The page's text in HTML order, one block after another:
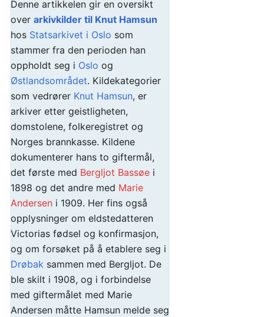
Denne artikkelen gir en oversikt
over arkivkilder til Knut Hamsun
hos Statsarkivet i Oslo som
stammer fra den perioden han
oppholdt seg i Oslo og
Østlandsområdet. Kildekategorier
som vedrører Knut Hamsun, er
arkiver etter geistligheten,
domstolene, folkeregistret og
Norges brannkasse. Kildene
dokumenterer hans to giftermål,
det første med Bergljot Bassøe i
1898 og det andre med Marie
Andersen i 1909. Her fins også
opplysninger om eldstedatteren
Victorias fødsel og konfirmasjon,
og om forsøket på å etablere seg i
Drøbak sammen med Bergljot. De
ble skilt i 1908, og i forbindelse
med giftermålet med Marie
Andersen måtte Hamsun melde seg